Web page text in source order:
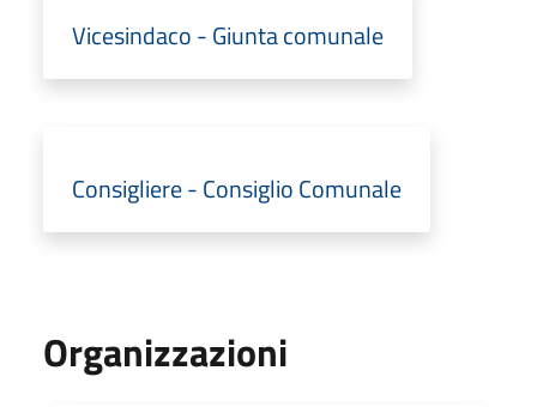
Vicesindaco - Giunta comunale
Consigliere - Consiglio Comunale
Organizzazioni